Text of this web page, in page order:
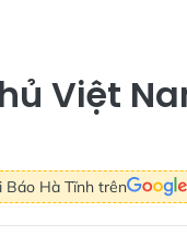
Việt
Báo Hà Tĩnh trên